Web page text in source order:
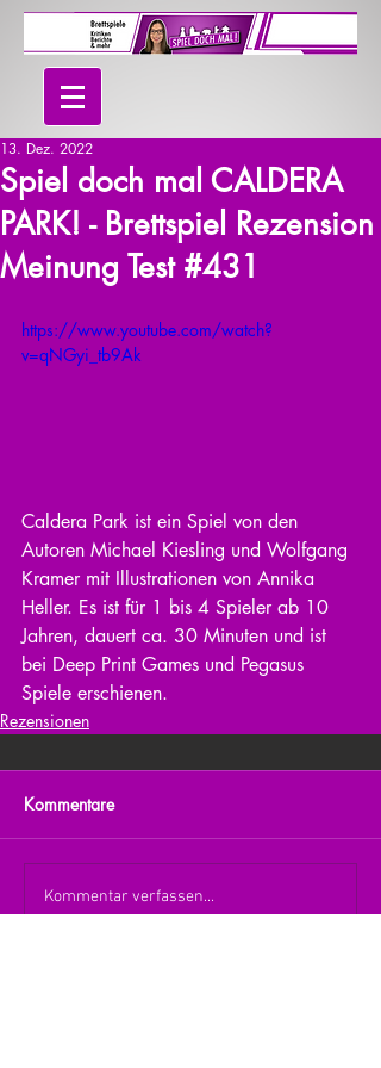
Spiel doch mal CALDERA
PARK! - Brettspiel Rezension
Meinung Test #431
13. Dez. 2022
https://www.youtube.com/watch?
v=qNGyi_tb9Ak
Caldera Park ist ein Spiel von den
Autoren Michael Kiesling und Wolfgang
Kramer mit Illustrationen von Annika
Heller. Es ist für 1 bis 4 Spieler ab 10
Jahren, dauert ca. 30 Minuten und ist
bei Deep Print Games und Pegasus
Spiele erschienen.
Rezensionen
Kommentare
Kommentar verfassen...